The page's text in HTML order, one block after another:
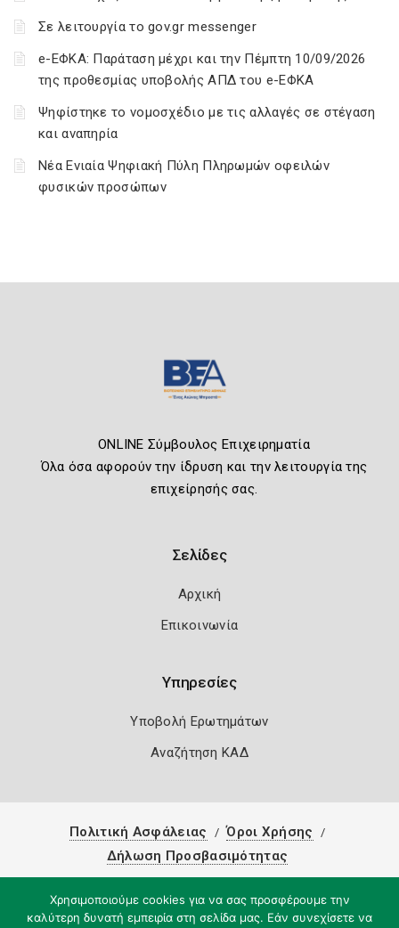
Σε λειτουργία το gov.gr messenger
e-ΕΦΚΑ: Παράταση μέχρι και την Πέμπτη 10/09/2026
της προθεσμίας υποβολής ΑΠΔ του e-ΕΦΚΑ
Ψηφίστηκε το νομοσχέδιο με τις αλλαγές σε στέγαση
και αναπηρία
Νέα Ενιαία Ψηφιακή Πύλη Πληρωμών οφειλών
φυσικών προσώπων
ONLINE Σύμβουλος Επιχειρηματία
Όλα όσα αφορούν την ίδρυση και την λειτουργία της
επιχείρησής σας.
Σελίδες
Αρχική
Επικοινωνία
Υπηρεσίες
Υποβολή Ερωτημάτων
Αναζήτηση ΚΑΔ
Πολιτική Ασφάλειας
Όροι Χρήσης
Δήλωση Προσβασιμότητας
Χρησιμοποιούμε cookies για να σας προσφέρουμε την
καλύτερη δυνατή εμπειρία στη σελίδα μας. Εάν συνεχίσετε να